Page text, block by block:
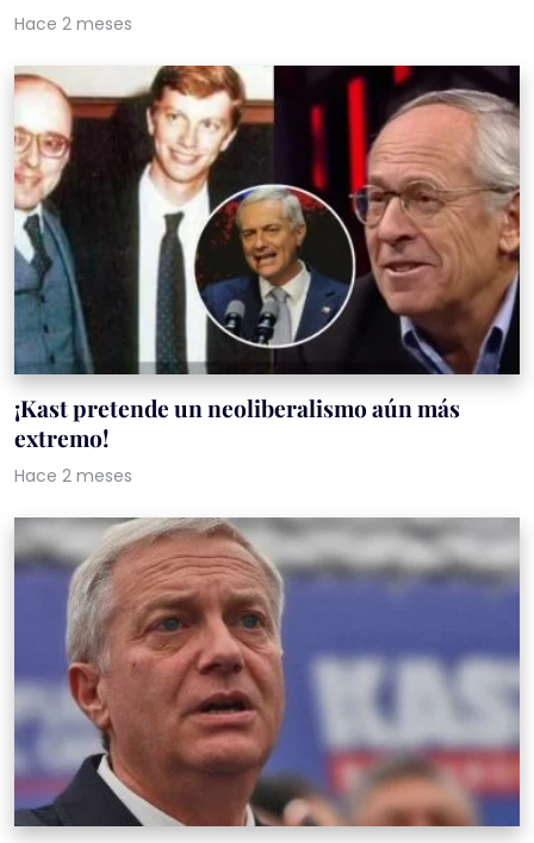
Hace 2 meses
¡Kast pretende un neoliberalismo aún más
extremo!
Hace 2 meses